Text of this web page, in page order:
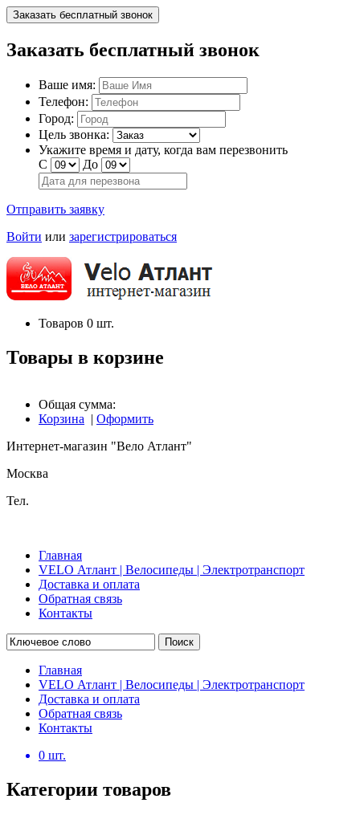
Заказать бесплатный звонок
Заказать бесплатный звонок
Ваше имя:
Телефон:
Город:
Цель звонка:
Укажите время и дату, когда вам перезвонить
С
До
Отправить заявку
Войти или зарегистрироваться
Товаров 0 шт.
Товары в корзине
Общая сумма:
Корзина | Оформить
Интернет-магазин "Вело Атлант"
Москва
Тел.
Главная
VELO Атлант | Велосипеды | Электротранспорт
Доставка и оплата
Обратная связь
Контакты
Поиск
Главная
VELO Атлант | Велосипеды | Электротранспорт
Доставка и оплата
Обратная связь
Контакты
0 шт.
Категории товаров